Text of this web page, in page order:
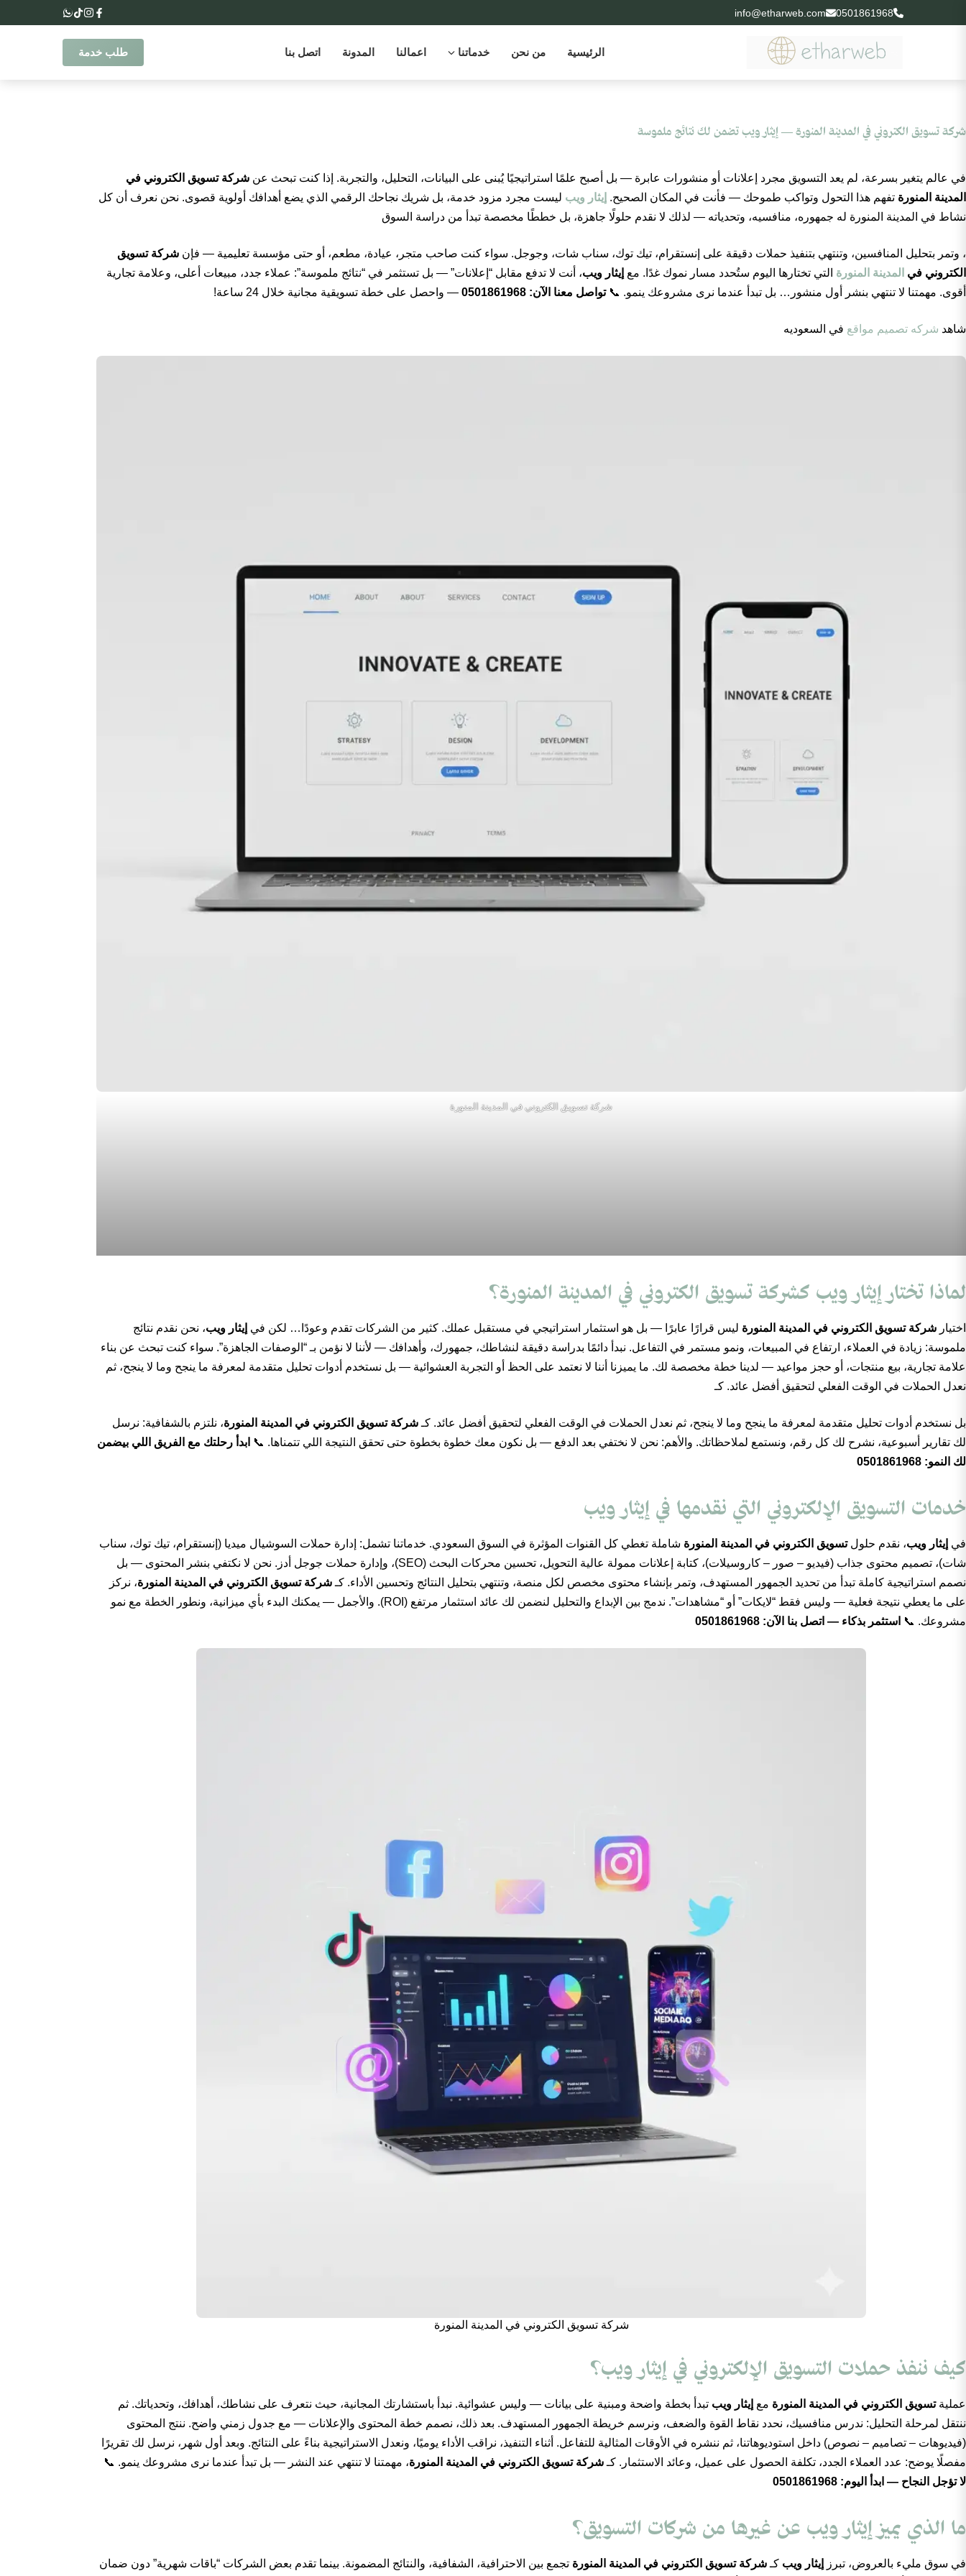
0501861968
info@etharweb.com
الرئيسية من نحن خدماتنا اعمالنا المدونة اتصل بنا طلب خدمة
شركة تسويق الكتروني في المدينة المنورة — إيثار ويب تضمن لك نتائج ملموسة
في عالم يتغير بسرعة، لم يعد التسويق مجرد إعلانات أو منشورات عابرة — بل أصبح علمًا استراتيجيًا يُبنى على البيانات، التحليل، والتجربة. إذا كنت تبحث عن شركة تسويق الكتروني في
المدينة المنورة تفهم هذا التحول وتواكب طموحك — فأنت في المكان الصحيح. إيثار ويب ليست مجرد مزود خدمة، بل شريك نجاحك الرقمي الذي يضع أهدافك أولوية قصوى. نحن نعرف أن كل
نشاط في المدينة المنورة له جمهوره، منافسيه، وتحدياته — لذلك لا نقدم حلولًا جاهزة، بل خططًا مخصصة تبدأ من دراسة السوق
، وتمر بتحليل المنافسين، وتنتهي بتنفيذ حملات دقيقة على إنستقرام، تيك توك، سناب شات، وجوجل. سواء كنت صاحب متجر، عيادة، مطعم، أو حتى مؤسسة تعليمية — فإن شركة تسويق
الكتروني في المدينة المنورة التي تختارها اليوم ستُحدد مسار نموك غدًا. مع إيثار ويب، أنت لا تدفع مقابل “إعلانات” — بل تستثمر في “نتائج ملموسة”: عملاء جدد، مبيعات أعلى، وعلامة تجارية
أقوى. مهمتنا لا تنتهي بنشر أول منشور… بل تبدأ عندما نرى مشروعك ينمو. 📞تواصل معنا الآن: 0501861968 — واحصل على خطة تسويقية مجانية خلال 24 ساعة!
شاهد شركه تصميم مواقع في السعوديه
شركة تسويق الكتروني في المدينة المنورة
لماذا تختار إيثار ويب كشركة تسويق الكتروني في المدينة المنورة؟
اختيار شركة تسويق الكتروني في المدينة المنورة ليس قرارًا عابرًا — بل هو استثمار استراتيجي في مستقبل عملك. كثير من الشركات تقدم وعودًا… لكن في إيثار ويب، نحن نقدم نتائج
ملموسة: زيادة في العملاء، ارتفاع في المبيعات، ونمو مستمر في التفاعل. نبدأ دائمًا بدراسة دقيقة لنشاطك، جمهورك، وأهدافك — لأننا لا نؤمن بـ “الوصفات الجاهزة”. سواء كنت تبحث عن بناء
علامة تجارية، بيع منتجات، أو حجز مواعيد — لدينا خطة مخصصة لك. ما يميزنا أننا لا نعتمد على الحظ أو التجربة العشوائية — بل نستخدم أدوات تحليل متقدمة لمعرفة ما ينجح وما لا ينجح، ثم
نعدل الحملات في الوقت الفعلي لتحقيق أفضل عائد. كـ
بل نستخدم أدوات تحليل متقدمة لمعرفة ما ينجح وما لا ينجح، ثم نعدل الحملات في الوقت الفعلي لتحقيق أفضل عائد. كـ شركة تسويق الكتروني في المدينة المنورة، نلتزم بالشفافية: نرسل
لك تقارير أسبوعية، نشرح لك كل رقم، ونستمع لملاحظاتك. والأهم: نحن لا نختفي بعد الدفع — بل نكون معك خطوة بخطوة حتى تحقق النتيجة اللي تتمناها. 📞 ابدأ رحلتك مع الفريق اللي بيضمن
لك النمو: 0501861968
خدمات التسويق الإلكتروني التي نقدمها في إيثار ويب
في إيثار ويب، نقدم حلولتسويق الكتروني في المدينة المنورة شاملة تغطي كل القنوات المؤثرة في السوق السعودي. خدماتنا تشمل: إدارة حملات السوشيال ميديا (إنستقرام، تيك توك، سناب
شات)، تصميم محتوى جذاب (فيديو – صور – كاروسيلات)، كتابة إعلانات ممولة عالية التحويل، تحسين محركات البحث (SEO)، وإدارة حملات جوجل أدز. نحن لا نكتفي بنشر المحتوى — بل
نصمم استراتيجية كاملة تبدأ من تحديد الجمهور المستهدف، وتمر بإنشاء محتوى مخصص لكل منصة، وتنتهي بتحليل النتائج وتحسين الأداء. كـ شركة تسويق الكتروني في المدينة المنورة، نركز
على ما يعطي نتيجة فعلية — وليس فقط “لايكات” أو “مشاهدات”. ندمج بين الإبداع والتحليل لنضمن لك عائد استثمار مرتفع (ROI). والأجمل — يمكنك البدء بأي ميزانية، ونطور الخطة مع نمو
مشروعك. 📞 استثمر بذكاء — اتصل بنا الآن: 0501861968
شركة تسويق الكتروني في المدينة المنورة
كيف ننفذ حملات التسويق الإلكتروني في إيثار ويب؟
عمليةتسويق الكتروني في المدينة المنورة مع إيثار ويب تبدأ بخطة واضحة ومبنية على بيانات — وليس عشوائية. نبدأ باستشارتك المجانية، حيث نتعرف على نشاطك، أهدافك، وتحدياتك. ثم
ننتقل لمرحلة التحليل: ندرس منافسيك، نحدد نقاط القوة والضعف، ونرسم خريطة الجمهور المستهدف. بعد ذلك، نصمم خطة المحتوى والإعلانات — مع جدول زمني واضح. ننتج المحتوى
(فيديوهات – تصاميم – نصوص) داخل استوديوهاتنا، ثم ننشره في الأوقات المثالية للتفاعل. أثناء التنفيذ، نراقب الأداء يوميًا، ونعدل الاستراتيجية بناءً على النتائج. وبعد أول شهر، نرسل لك تقريرًا
مفصلًا يوضح: عدد العملاء الجدد، تكلفة الحصول على عميل، وعائد الاستثمار. كـ شركة تسويق الكتروني في المدينة المنورة، مهمتنا لا تنتهي عند النشر — بل تبدأ عندما نرى مشروعك ينمو. 📞
لا تؤجل النجاح — ابدأ اليوم: 0501861968
ما الذي يميز إيثار ويب عن غيرها من شركات التسويق؟
في سوق مليء بالعروض، تبرز إيثار ويب كـ شركة تسويق الكتروني في المدينة المنورة تجمع بين الاحترافية، الشفافية، والنتائج المضمونة. بينما تقدم بعض الشركات “باقات شهرية” دون ضمان